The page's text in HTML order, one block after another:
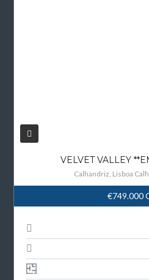
VELVET VALLEY
Calhandriz, Lisboa
€749.000